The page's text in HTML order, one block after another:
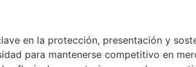
en la protección, presentación y
para mantenerse competitivo en